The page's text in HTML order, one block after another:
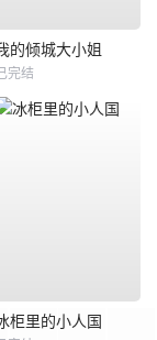
的倾城大小姐
完结
柜里的小人国